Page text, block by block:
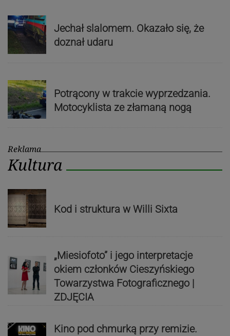
Jechał slalomem. Okazało się, że
doznał udaru
Potrącony w trakcie wyprzedzania.
Motocyklista ze złamaną nogą
Reklama
Kultura
Kod i struktura w Willi Sixta
„Miesiofoto” i jego interpretacje
okiem członków Cieszyńskiego
Towarzystwa Fotograficznego |
ZDJĘCIA
Kino pod chmurką przy remizie.